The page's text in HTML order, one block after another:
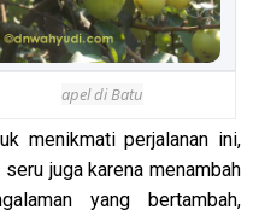
apel di Batu
menikmati perjalanan ini,
juga karena menambah
yang bertambah,